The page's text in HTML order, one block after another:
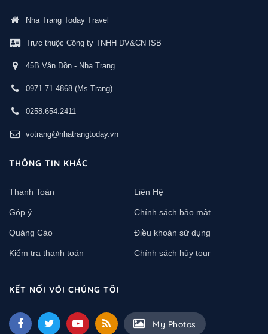
Nha Trang Today Travel
Trực thuộc Công ty TNHH DV&CN ISB
45B Vân Đồn - Nha Trang
0971.71.4868 (Ms.Trang)
0258.654.2411
votrang@nhatrangtoday.vn
THÔNG TIN KHÁC
Thanh Toán Liên Hệ
Góp ý Chính sách bảo mật
Quảng Cáo Điều khoản sử dụng
Kiểm tra thanh toán Chính sách hủy tour
KẾT NỐI VỚI CHÚNG TÔI
My Photos